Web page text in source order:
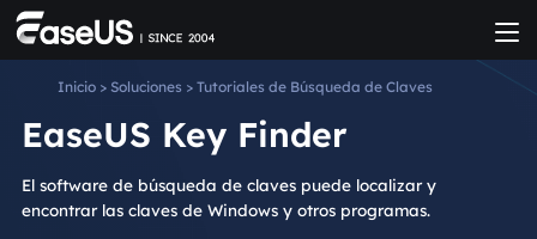
Inicio> Soluciones > Tutoriales de Búsqueda de Claves
EaseUS Key Finder
El software de búsqueda de claves puede localizar y
encontrar las claves de Windows y otros programas.